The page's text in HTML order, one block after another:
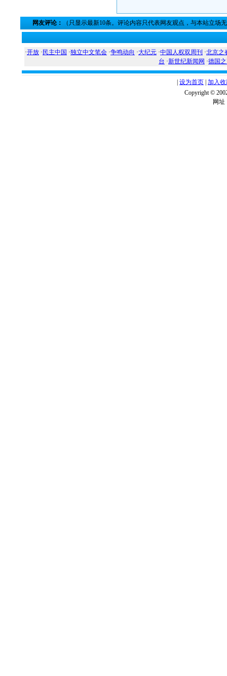
网友评论： （只显示最新10条。评论内容只代表网友观点，与本站立场
·开放 · 民主中国 ·独立中文笔会 ·争鸣动向 ·大纪元 ·中国人权双周刊 ·北京之
台 ·新世纪新闻网 ·德国
设为首页 加入
Copyright ©
网址